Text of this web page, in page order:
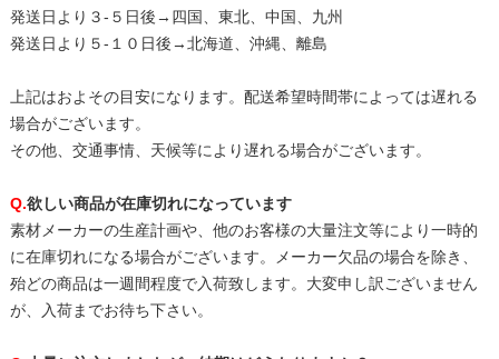
発送日より３-５日後→四国、東北、中国、九州
発送日より５-１０日後→北海道、沖縄、離島
上記はおよその目安になります。配送希望時間帯によっては遅れる
場合がございます。
その他、交通事情、天候等により遅れる場合がございます。
Q.欲しい商品が在庫切れになっています
素材メーカーの生産計画や、他のお客様の大量注文等により一時的
に在庫切れになる場合がございます。メーカー欠品の場合を除き、
殆どの商品は一週間程度で入荷致します。大変申し訳ございません
が、入荷までお待ち下さい。